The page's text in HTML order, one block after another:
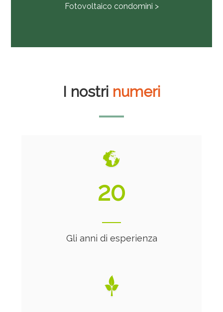
Fotovoltaico condomini >
I nostri numeri
20
Gli anni di esperienza